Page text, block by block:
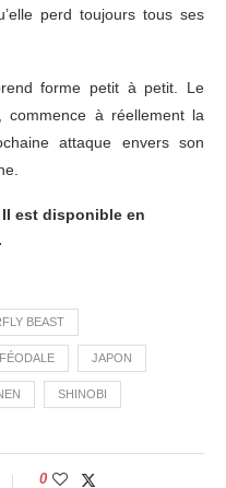
perd toujours tous ses
forme petit à petit. Le
commence à réellement la
attaque envers son
est disponible en
BEAST
FÉODALE JAPON
SHINOBI
0